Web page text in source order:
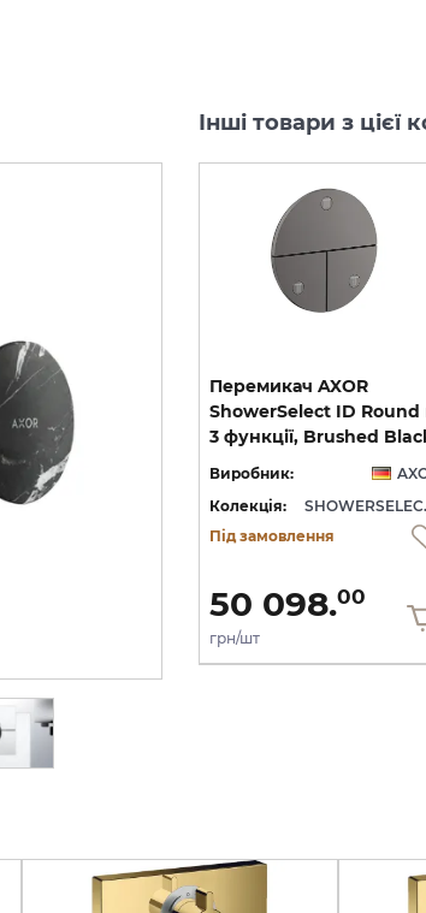
Інші товари з цієї
AXOR
ID Square
Перемикач AXOR
ShowerSelect ID Round
Виробник:
Колекція:
Під замовлення
50 098.00
грн/шт